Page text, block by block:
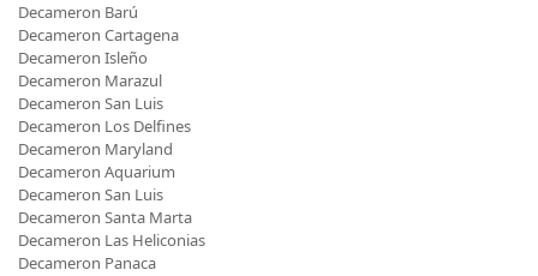
Decameron Barú
Decameron Cartagena
Decameron Isleño
Decameron Marazul
Decameron San Luis
Decameron Los Delfines
Decameron Maryland
Decameron Aquarium
Decameron San Luis
Decameron Santa Marta
Decameron Las Heliconias
Decameron Panaca